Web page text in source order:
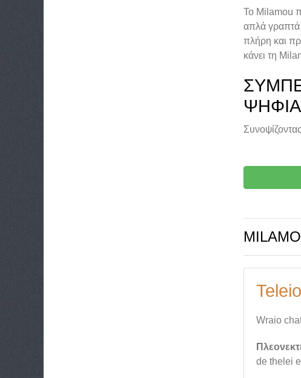
Το Milamou
απλά γραπτά
πλήρη και
κάνει τη
Wraio
de thelei